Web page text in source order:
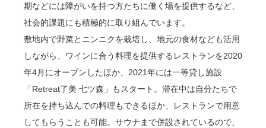
期などには障がいを持つ方たちに働く場を提供するなど、
社会的課題にも積極的に取り組んでいます。
敷地内で野菜とニンニクを栽培し、地元の食材なども活用
しながら、ワインに合う料理を提供するレストランを2020
年4月にオープンしたほか、2021年には一等貸し施設
「Retreat了美 七ツ森」もスタート。滞在中は自分たちで
所在を持ち込んでの料理もできるほか、レストランで用意
してもらうことも可能。サウナまで併設されているので、